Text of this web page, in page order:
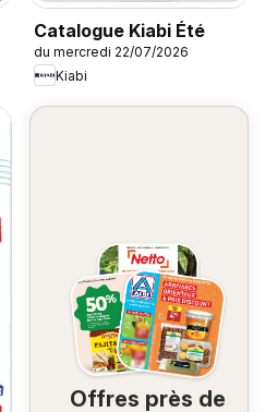
Catalogue Kiabi Été
du mercredi 22/07/2026
Kiabi
Offres près de